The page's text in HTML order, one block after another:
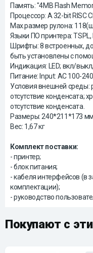
Память: "4MB Flash
Процессор: A 32-bit RISC
Max.размер рулона:
Языки ПО принтера: TSPL,
Шрифты: 8 встроенных,
быть установлены с
Индикация: LED; вкл/
Питание: Input: AC 100-
Условия внешней среды:
отсутствие конденсата;
отсутствие конденсата.
Размеры: 240*211*173 мм
Вес: 1,67 кг
Комплект поставки:
- принтер;
- блок питания;
- кабеля интерфейсов (в
комплектации);
- руководство
Покупают с